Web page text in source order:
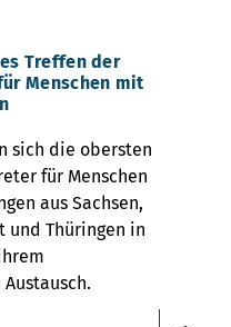
Treffen der
Menschen mit
sich die obersten
für Menschen
aus Sachsen,
und Thüringen in